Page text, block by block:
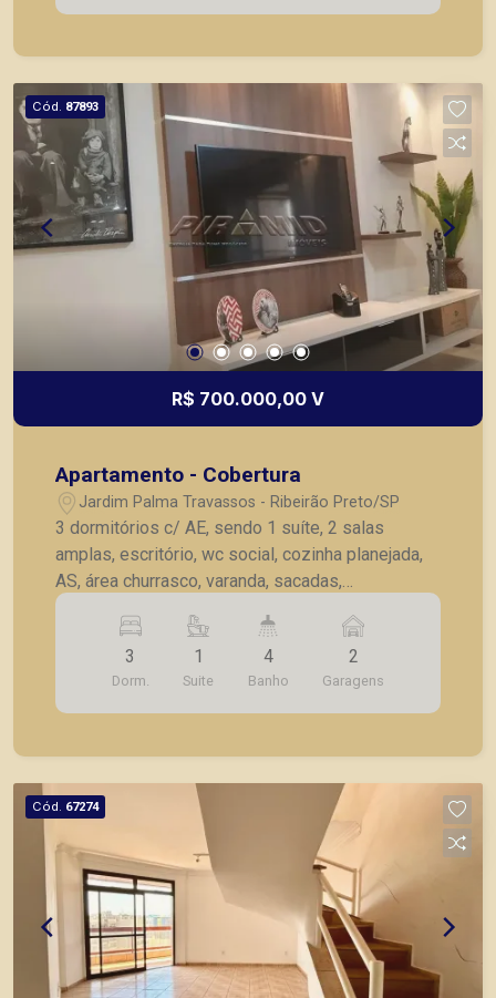
como objetivo atender seus clientes com
principais lançamentos da cidade de Ribeirão
Preto.
Cód. 87893
R$ 700.000,00 V
Apartamento - Cobertura
Jardim Palma Travassos - Ribeirão Preto/SP
3 dormitórios c/ AE, sendo 1 suíte, 2 salas
amplas, escritório, wc social, cozinha planejada,
AS, área churrasco, varanda, sacadas,
dependência de serviço, 2 vagas garagem.
3
Dorm.
1
Suite
4
Banho
2
Garagens
Cód. 67274